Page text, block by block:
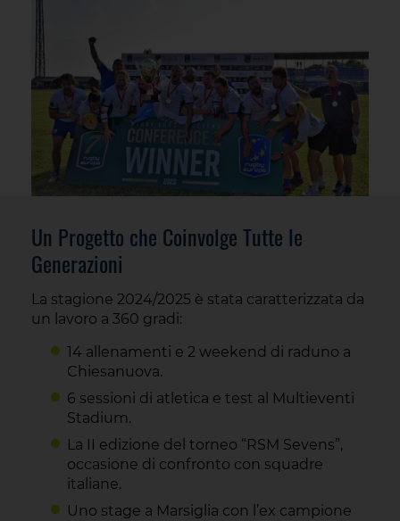
Un Progetto che Coinvolge Tutte le
Generazioni
La stagione 2024/2025 è stata caratterizzata da
un lavoro a 360 gradi:
14 allenamenti e 2 weekend di raduno a
Chiesanuova.
6 sessioni di atletica e test al Multieventi
Stadium.
La II edizione del torneo “RSM Sevens”,
occasione di confronto con squadre
italiane.
Uno stage a Marsiglia con l’ex campione